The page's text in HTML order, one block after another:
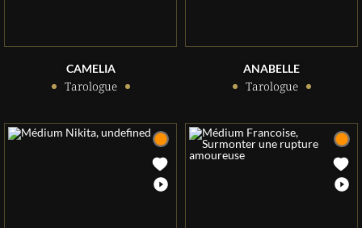
CAMELIA
Tarologue
ANABELLE
Tarologue